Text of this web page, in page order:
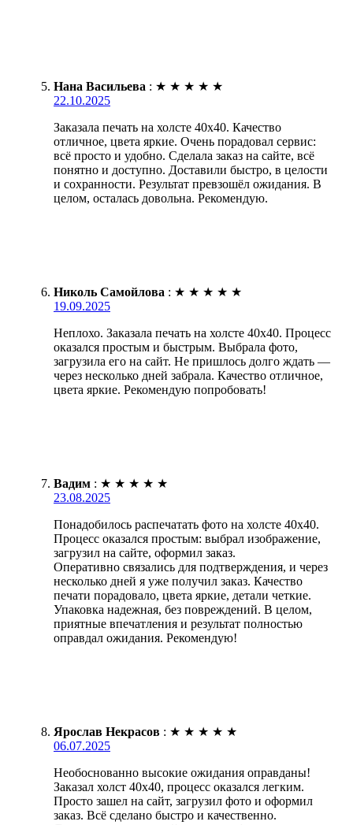
Нана Васильева : ★ ★ ★ ★ ★
22.10.2025
Заказала печать на холсте 40х40. Качество
отличное, цвета яркие. Очень порадовал сервис:
всё просто и удобно. Сделала заказ на сайте, всё
понятно и доступно. Доставили быстро, в целости
и сохранности. Результат превзошёл ожидания. В
целом, осталась довольна. Рекомендую.
Николь Самойлова : ★ ★ ★ ★ ★
19.09.2025
Неплохо. Заказала печать на холсте 40х40. Процесс
оказался простым и быстрым. Выбрала фото,
загрузила его на сайт. Не пришлось долго ждать —
через несколько дней забрала. Качество отличное,
цвета яркие. Рекомендую попробовать!
Вадим : ★ ★ ★ ★ ★
23.08.2025
Понадобилось распечатать фото на холсте 40х40.
Процесс оказался простым: выбрал изображение,
загрузил на сайте, оформил заказ.
Оперативно связались для подтверждения, и через
несколько дней я уже получил заказ. Качество
печати порадовало, цвета яркие, детали четкие.
Упаковка надежная, без повреждений. В целом,
приятные впечатления и результат полностью
оправдал ожидания. Рекомендую!
Ярослав Некрасов : ★ ★ ★ ★ ★
06.07.2025
Необоснованно высокие ожидания оправданы!
Заказал холст 40х40, процесс оказался легким.
Просто зашел на сайт, загрузил фото и оформил
заказ. Всё сделано быстро и качественно.